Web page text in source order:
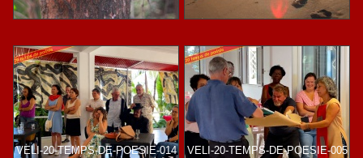
VELI-20-TEMPS-DE-POESIE-014 VELI-20-TEMPS-DE-POESIE-005